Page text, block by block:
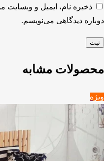
ذخیره نام، ایمیل و وبسایت
دوباره دیدگاهی می‌نویسم.
محصولات مشابه
ویژه